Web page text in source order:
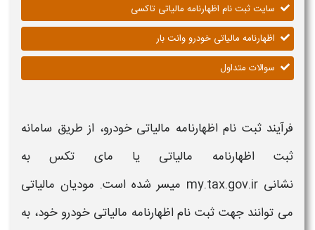
سایت ثبت نام اظهارنامه مالیاتی تاکسی
اظهارنامه مالیاتی خودرو وانت بار
سوالات متداول
فرآیند ثبت نام اظهارنامه مالیاتی خودرو، از طریق سامانه
ثبت اظهارنامه مالیاتی یا مای تکس به
نشانی my.tax.gov.ir میسر شده است. مودیان
مالیاتی
می توانند جهت ثبت نام اظهارنامه مالیاتی خودروخود، به